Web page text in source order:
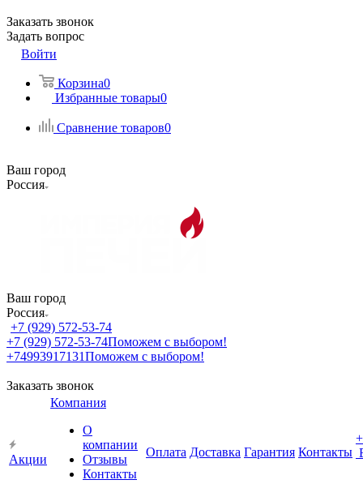
Заказать звонок
Задать вопрос
Войти
Корзина0
Избранные товары0
Сравнение товаров0
Ваш город
Россия
Ваш город
Россия
+7 (929) 572-53-74
+7 (929) 572-53-74Поможем с выбором!
+74993917131Поможем с выбором!
Заказать звонок
Акции
Компания
О
компании
Отзывы
Контакты
Оплата Доставка Гарантия Контакты
+